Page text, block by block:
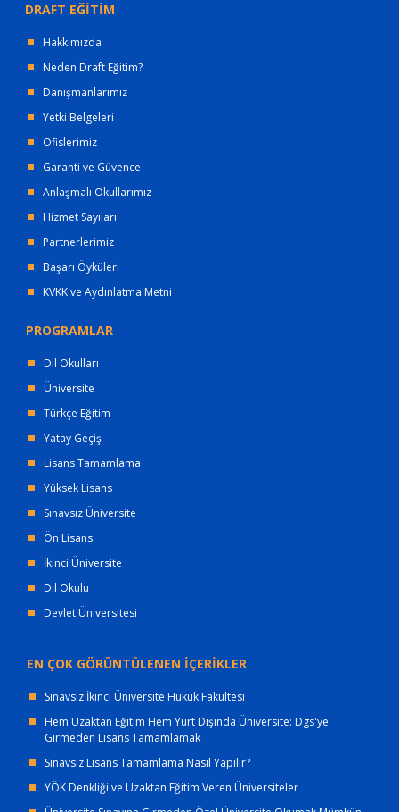
DRAFT EĞİTİM
Hakkımızda
Neden Draft Eğitim?
Danışmanlarımız
Yetki Belgeleri
Ofislerimiz
Garanti ve Güvence
Anlaşmalı Okullarımız
Hizmet Sayıları
Partnerlerimiz
Başarı Öyküleri
KVKK ve Aydınlatma Metni
PROGRAMLAR
Dil Okulları
Üniversite
Türkçe Eğitim
Yatay Geçiş
Lisans Tamamlama
Yüksek Lisans
Sınavsız Üniversite
Ön Lisans
İkinci Üniversite
Dil Okulu
Devlet Üniversitesi
EN ÇOK GÖRÜNTÜLENEN İÇERİKLER
Sınavsız İkinci Üniversite Hukuk Fakültesi
Hem Uzaktan Eğitim Hem Yurt Dışında Üniversite: Dgs'ye
Girmeden Lisans Tamamlamak
Sınavsız Lisans Tamamlama Nasıl Yapılır?
YÖK Denkliği ve Uzaktan Eğitim Veren Üniversiteler